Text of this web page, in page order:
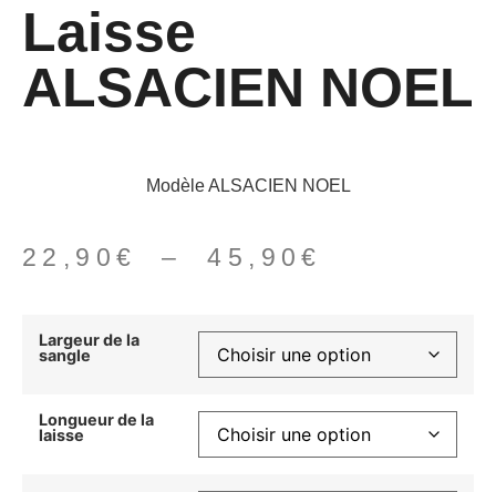
Laisse
ALSACIEN NOEL
Modèle ALSACIEN NOEL
22,90 € – 45,90€
Largeur de la
sangle
Longueur de la
laisse